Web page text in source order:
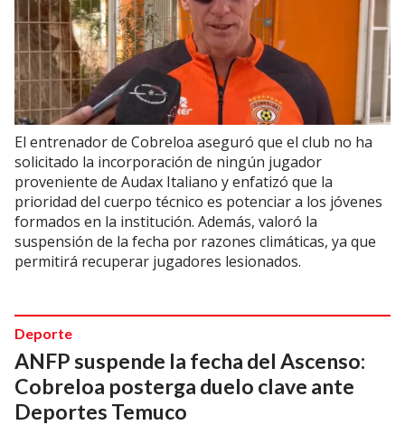
El entrenador de Cobreloa aseguró que el club no ha
solicitado la incorporación de ningún jugador
proveniente de Audax Italiano y enfatizó que la
prioridad del cuerpo técnico es potenciar a los jóvenes
formados en la institución. Además, valoró la
suspensión de la fecha por razones climáticas, ya que
permitirá recuperar jugadores lesionados.
ANFP suspende la fecha del Ascenso:
Cobreloa posterga duelo clave ante
Deportes Temuco
Deporte